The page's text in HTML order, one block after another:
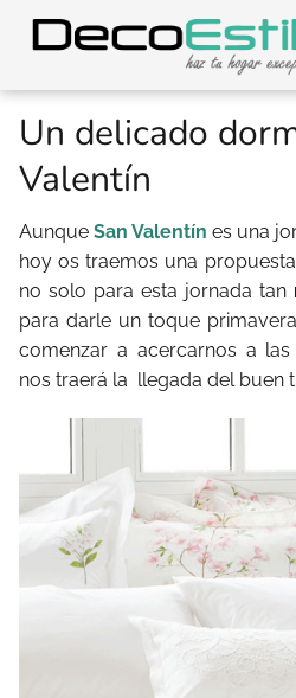
Un delicado
Valentín
Aunque San Valentín es una
hoy os traemos una
no solo para esta jornada tan
para darle un toque
comenzar a acercarnos a
nos traerá la llegada del buen